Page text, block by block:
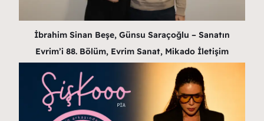
İbrahim Sinan Beşe, Günsu Saraçoğlu – Sanatın
Evrim’i 88. Bölüm, Evrim Sanat, Mikado İletişim